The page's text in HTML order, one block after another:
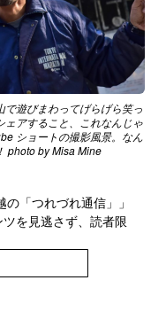
で遊びまわってげらげら笑っ
ェアすること、これなんじゃ
ショートの撮影風景。なん
photo by Misa Mine
「つれづれ通信」」
を見逃さず、読者限